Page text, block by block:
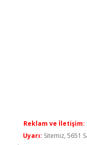
Reklam ve İletişim:
Uyarı: Sitemiz, 5651